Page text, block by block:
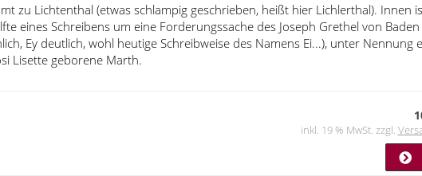
zu Lichtenthal (etwas schlampig geschrieben, heißt hier Lichlerthal). Innen
eines Schreibens um eine Forderungssache des Joseph Grethel von Baden
Ey deutlich, wohl heutige Schreibweise des Namens Ei...), unter Nennung
Lisette geborene Marth.
inkl. 19 % MwSt. zzgl.